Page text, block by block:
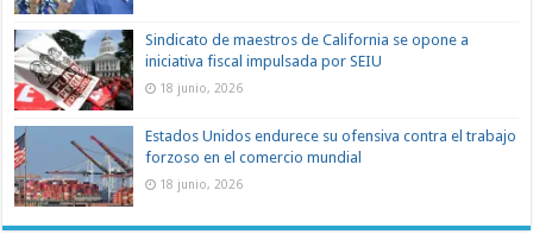
Sindicato de maestros de California se opone a
iniciativa fiscal impulsada por SEIU
18 junio, 2026
Estados Unidos endurece su ofensiva contra el trabajo
forzoso en el comercio mundial
18 junio, 2026